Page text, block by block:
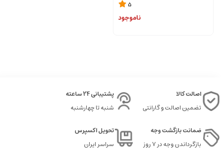
5
ناموجود
اصالت کالا
تضمین اصالت و گارانتی
پشتیبانی 24 ساعته
شنبه تا چهارشنبه
ضمانت بازگشت وجه
بازگرداندن وجه در ۷ روز
تحویل اکسپرس
سراسر ایران